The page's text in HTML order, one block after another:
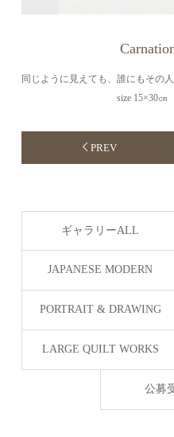
同じように見えても、誰にもその
size 15×30㎝
PREV
ギャラリーALL
JAPANESE MODERN
PORTRAIT & DRAWING
LARGE QUILT WORKS
公募